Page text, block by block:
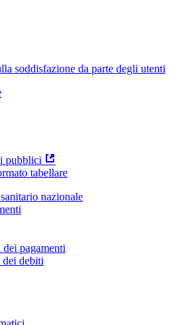
soddisfazione da parte degli utenti
pubblici
tabellare
nazionale
pagamenti
dei debiti